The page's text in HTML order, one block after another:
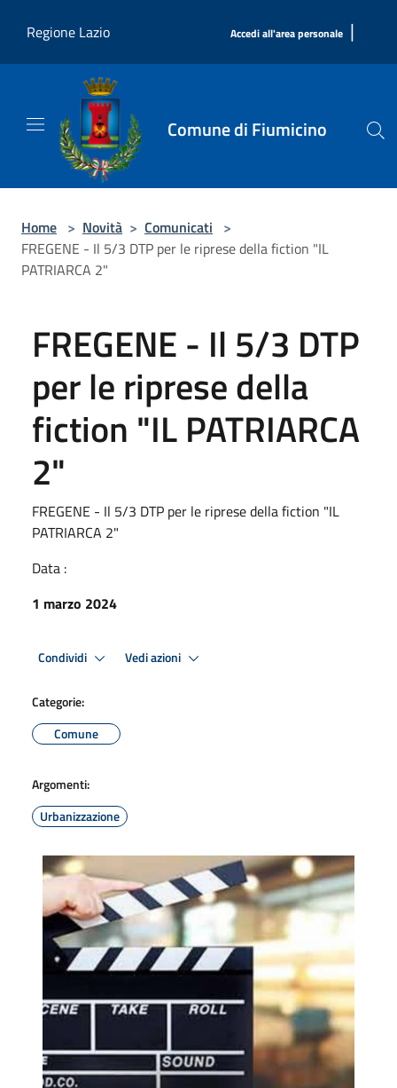
Regione Lazio
Accedi all'area personale |
Comune di Fiumicino
Home > Novità > Comunicati >
FREGENE - Il 5/3 DTP per le riprese della fiction "IL
PATRIARCA 2"
FREGENE - Il 5/3 DTP
per le riprese della
fiction "IL PATRIARCA
2"
FREGENE - Il 5/3 DTP per le riprese della fiction "IL
PATRIARCA 2"
Data :
1 marzo 2024
Condividi Vedi azioni
Categorie:
Comune
Argomenti:
Urbanizzazione